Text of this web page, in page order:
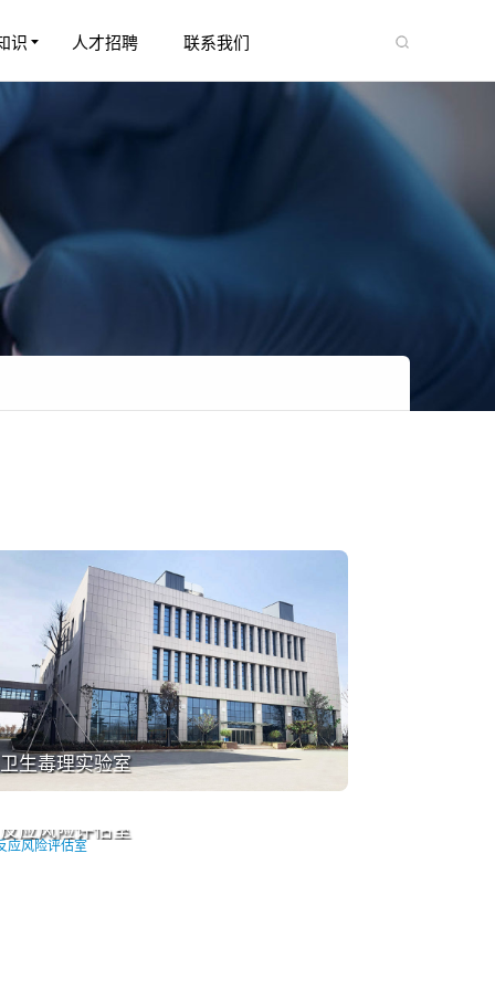
识 人才招聘 联系我们
卫生毒理实验室
反应风险评估室